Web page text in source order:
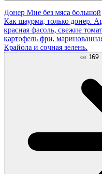
Донер Мне без мяса большой
Как шаурма, только донер.
красная фасоль, свежие
картофель фри,
Крайола и сочная зелень.
от 169